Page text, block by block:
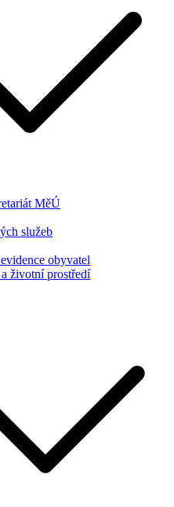
MěÚ
služeb
obyvatel
životní prostředí